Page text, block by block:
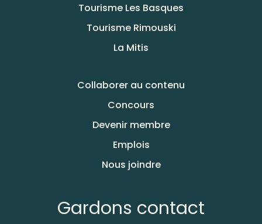
Tourisme Les Basques
Tourisme Rimouski
La Mitis
Collaborer au contenu
Concours
Devenir membre
Emplois
Nous joindre
Gardons contact